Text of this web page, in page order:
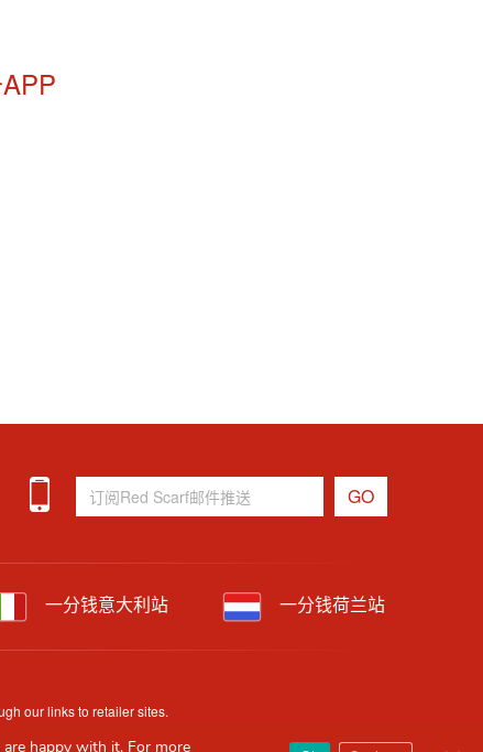
一分钱意大利站 一分钱荷兰站
our links to retailer sites.
happy with it. For more